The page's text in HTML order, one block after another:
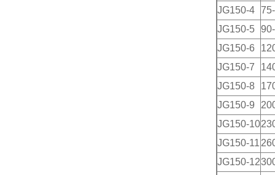
JG150-4
JG150-5
JG150-6
JG150-7
JG150-8
JG150-9
JG150-10
JG150-11
JG150-12